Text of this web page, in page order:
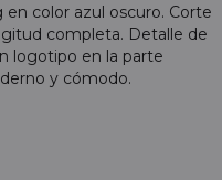
color azul oscuro. Corte
completa. Detalle de
logotipo en la parte
y cómodo.